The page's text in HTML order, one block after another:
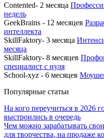
Contented- 2 месяца
недель
GeekBrains - 12 месяцев
интеллекта
SkillFaktory- 3 месяца
месяца
SkillFaktory- 8 месяцев
специалист с нуля
School-xyz - 6 месяцев
Популярные статьи
На кого переучиться в 2026
выстроились в очередь
Чем можно зарабатывать
для творчества, на продаже